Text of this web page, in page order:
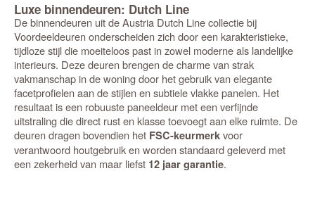
Luxe binnendeuren: Dutch Line
De binnendeuren uit de Austria Dutch Line collectie bij
Voordeeldeuren onderscheiden zich door een karakteristieke,
tijdloze stijl die moeiteloos past in zowel moderne als landelijke
interieurs. Deze deuren brengen de charme van strak
vakmanschap in de woning door het gebruik van elegante
facetprofielen aan de stijlen en subtiele vlakke panelen. Het
resultaat is een robuuste paneeldeur met een verfijnde
uitstraling die direct rust en klasse toevoegt aan elke ruimte. De
deuren dragen bovendien het FSC-keurmerkvoor
verantwoord houtgebruik en worden standaard geleverd met
een zekerheid van maar liefst 12 jaar garantie.